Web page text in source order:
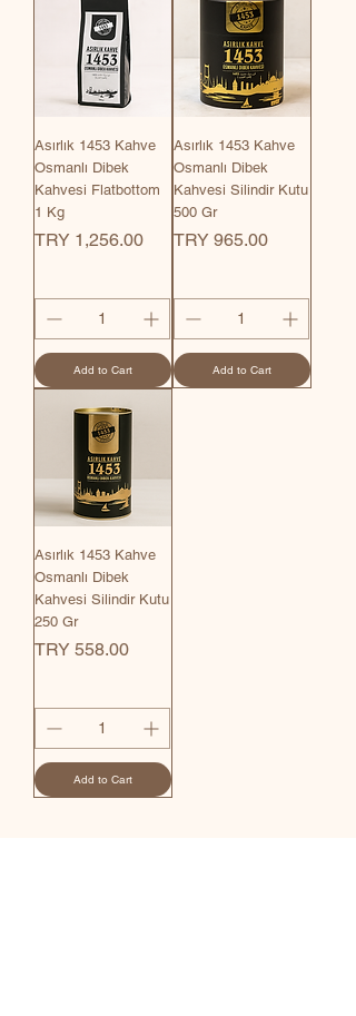
Asırlık 1453 Kahve
Osmanlı Dibek
Kahvesi Flatbottom
1 Kg
Price
TRY 1,256.00
Add to Cart
Asırlık 1453 Kahve
Osmanlı Dibek
Kahvesi Silindir Kutu
500 Gr
Price
TRY 965.00
Add to Cart
Asırlık 1453 Kahve
Osmanlı Dibek
Kahvesi Silindir Kutu
250 Gr
Price
TRY 558.00
Add to Cart